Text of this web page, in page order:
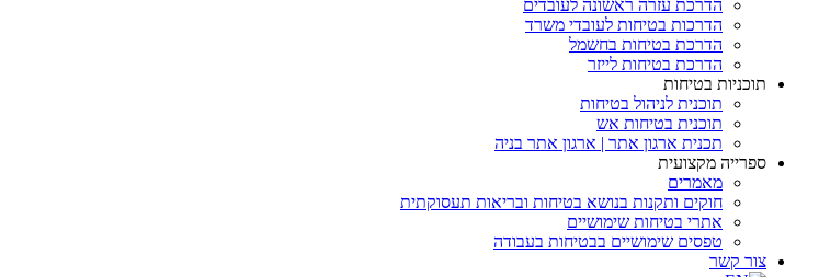
הדרכת עזרה ראשונה לעובדים
הדרכות בטיחות לעובדי משרד
הדרכת בטיחות בחשמל
הדרכת בטיחות לייזר
תוכניות בטיחות
תוכנית לניהול בטיחות
תוכנית בטיחות אש
תכנית ארגון אתר | ארגון אתר בניה
ספרייה מקצועית
מאמרים
חוקים ותקנות בנושא בטיחות ובריאות תעסוקתית
אתרי בטיחות שימושיים
טפסים שימושיים בבטיחות בעבודה
צור קשר